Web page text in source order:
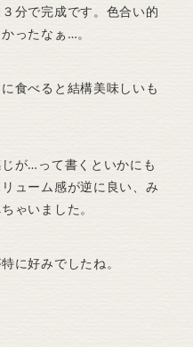
分で完成です。色合い的
ったなぁ…。
食べると結構美味しいも
が…って書くといかにも
ューム感が逆に良い、み
ゃいました。
に好みでしたね。